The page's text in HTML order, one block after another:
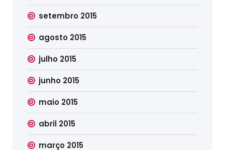
setembro 2015
agosto 2015
julho 2015
junho 2015
maio 2015
abril 2015
março 2015